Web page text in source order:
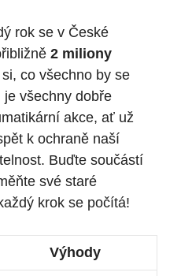
rok se v České
2 miliony
co všechno by se
všechny dobře
akce, ať už
k ochraně naší
Buďte součástí
své staré
krok se počítá!
Výhody